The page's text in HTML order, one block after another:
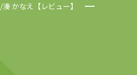
かなえ【レビュー】